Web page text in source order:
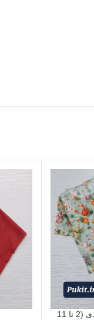
تیشرت شلوار نخی سه بعدی (2 تا 11